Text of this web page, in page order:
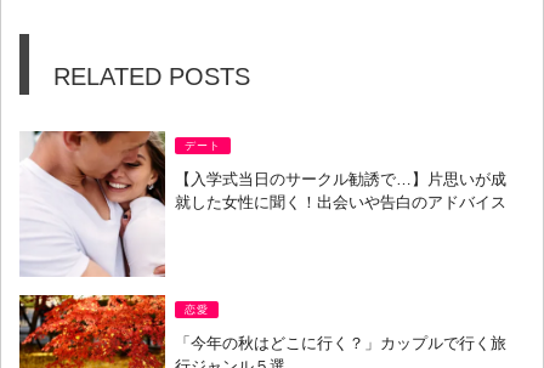
RELATED POSTS
デート
【入学式当日のサークル勧誘で…】片思いが成
就した女性に聞く！出会いや告白のアドバイス
恋愛
「今年の秋はどこに行く？」カップルで行く旅